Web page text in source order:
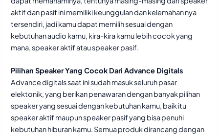
aktif dan pasif ini memiliki keunggulan dan kelemahan nya
tersendiri, jadi kamu dapat memilih sesuai dengan
kebutuhan audio kamu, kira-kira kamu lebih cocok yang
mana, speaker aktif atau speaker pasif.
Pilihan Speaker Yang Cocok Dari Advance Digitals
Advance digitals saat ini sudah masuk seluruh pasar
elektonik, yang berikan penawaran dengan banyak pilihan
speaker yang sesuai dengan kebutuhan kamu, baik itu
speaker aktif maupun speaker pasif yang bisa penuhi
kebutuhan hiburan kamu. Semua produk dirancang dengan